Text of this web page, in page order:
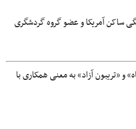
ساکن آمریکا و عضو گروه گردشگری
و «تریبون آزاد» به معنی همکاری با